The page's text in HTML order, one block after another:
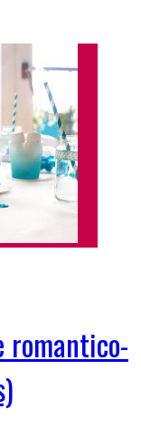
romantico-